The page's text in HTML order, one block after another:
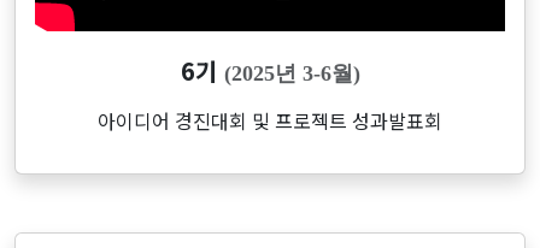
6기 (2025년 3-6월)
아이디어 경진대회 및 프로젝트 성과발표회